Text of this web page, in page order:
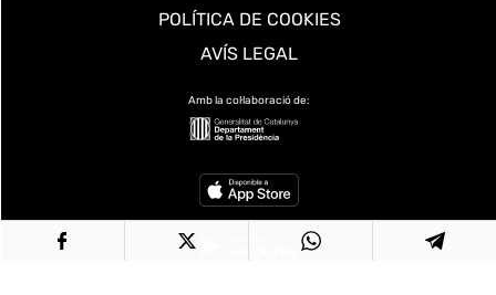
POLÍTICA DE COOKIES
AVÍS LEGAL
Amb la col·laboració de: